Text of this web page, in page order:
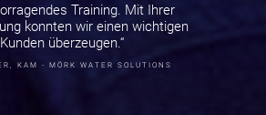
Training. Mit Ihrer
konnten wir einen wichtigen
Kunden überzeugen.“
KAM - MÖRK WATER SOLUTIONS